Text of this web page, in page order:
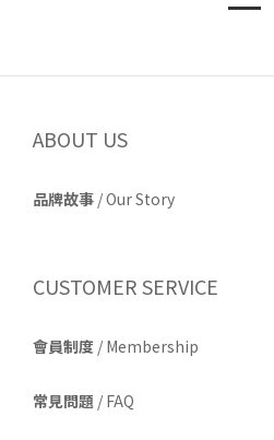
ABOUT US
品牌故事 /Our Story
CUSTOMER SERVICE
會員制度 / Membership
常見問題 / FAQ